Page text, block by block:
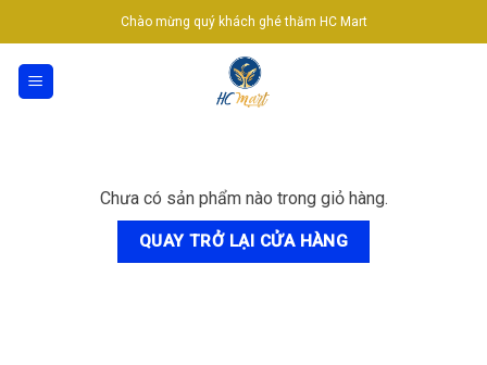
to
content
Chào mừng quý khách ghé thăm HC Mart
Chưa có sản phẩm nào trong giỏ hàng.
QUAY TRỞ LẠI CỬA HÀNG